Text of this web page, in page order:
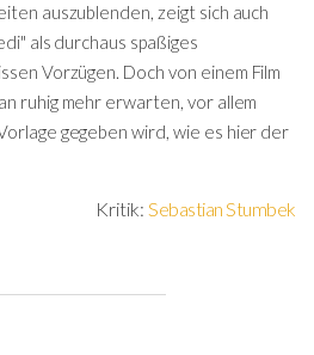
auszublenden, zeigt sich auch
als durchaus spaßiges
Vorzügen. Doch von einem Film
ruhig mehr erwarten, vor allem
gegeben wird, wie es hier der
Kritik:Sebastian Stumbek